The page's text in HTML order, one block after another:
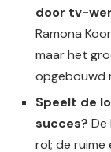
door tv-
Ramona
maar het
opgebouwd
Speelt de
succes? De
rol; de